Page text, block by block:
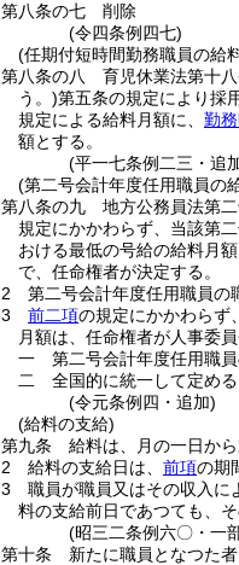
第八条の七
削除
(令四条例四七)
(任期付短時間勤務職員の給
第八条の八
育児休業法第十
う。)第五条の規定により採
規定による給料月額に、 勤
額とする。
(平一七条例二三・追
(第二号会計年度任用職員の
第八条の九
地方公務員法第
規定にかかわらず、当該第
おける最低の号給の給料月
で、任命権者が決定する。
2
第二号会計年度任用職員の
3
前二項の規定にかかわらず
月額は、任命権者が人事委
一
第二号会計年度任用職
二
全国的に統一して定め
(令元条例四・追加)
(給料の支給)
第九条
給料は、月の一日か
2
給料の支給日は、 前項の期
3
職員が職員又はその収入に
料の支給前日であつても、
(昭三二条例六〇・一
第十条
新たに職員となつた